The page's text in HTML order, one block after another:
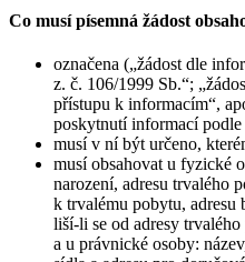
Co musí písemná žádost
označena („žádost dle
z. č. 106/1999 Sb.“;
přístupu k informacím“,
poskytnutí informací
musí v ní být určeno,
musí obsahovat u fyzické
narození, adresu trvalého
k trvalému pobytu, adresu
liší-li se od adresy
a u právnické osoby: